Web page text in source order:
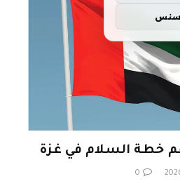
خطة السلام في غزة
0